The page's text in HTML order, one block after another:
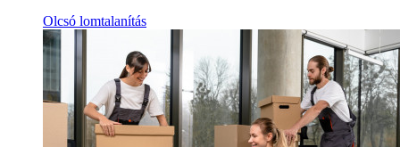
Olcsó lomtalanítás